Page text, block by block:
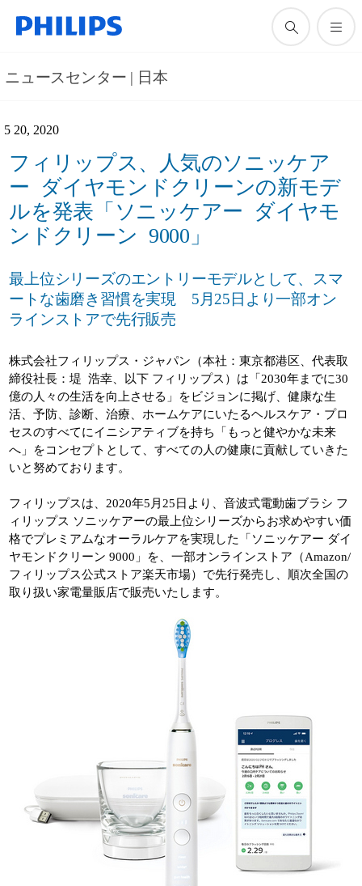
ニュースセンター | 日本
5 20, 2020
フィリップス、人気のソニッケア
ー ダイヤモンドクリーンの新モデ
ルを発表「ソニッケアー ダイヤモ
ンドクリーン 9000」
最上位シリーズのエントリーモデルとして、スマ
ートな歯磨き習慣を実現 5月25日より一部オン
ラインストアで先行販売
株式会社フィリップス・ジャパン（本社：東京都港区、代表取
締役社長：堤 浩幸、以下 フィリップス）は「2030年までに30
億の人々の生活を向上させる」をビジョンに掲げ、健康な生
活、予防、診断、治療、ホームケアにいたるヘルスケア・プロ
セスのすべてにイニシアティブを持ち「もっと健やかな未来
へ」をコンセプトとして、すべての人の健康に貢献していきた
いと努めております。
フィリップスは、2020年5月25日より、音波式電動歯ブラシ フ
ィリップス ソニッケアーの最上位シリーズからお求めやすい価
格でプレミアムなオーラルケアを実現した「ソニッケアー ダイ
ヤモンドクリーン 9000」を、一部オンラインストア（Amazon/
フィリップス公式ストア楽天市場）で先行発売し、順次全国の
取り扱い家電量販店で販売いたします。